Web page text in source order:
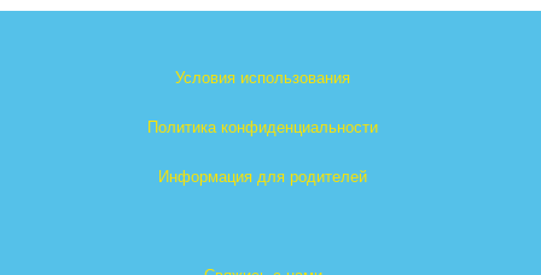
Условия использования
Политика конфиденциальности
Информация для родителей